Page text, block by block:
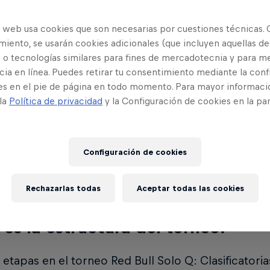
es League of Legends?
of Legends es un juego de estrategia por
campeones se enfrentan para destruir
140 campeones para realizar jugadas épicas,
te abres camino hacia la victoria.
empieza Red Bull Solo Q?
Solo Q comenzará online en abril de 2021.
es la estructura del torneo?
etapas en el torneo Red Bull Solo Q:
web usa cookies que son necesarias por cuestiones técnicas.
se usarán cookies adicionales (que incluyen aquellas de
tecnologías similares para fines de mercadotecnia y para
en línea. Puedes retirar tu consentimiento mediante la
en el pie de página en todo momento. Para mayor
Política de privacidad y la Configuración de cookies en la
Configuración de cookies
Rechazarlas todas Aceptar todas las cookies